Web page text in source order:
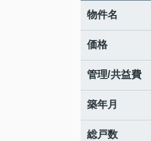
物件名
価格
管理/共益費
築年月
総戸数